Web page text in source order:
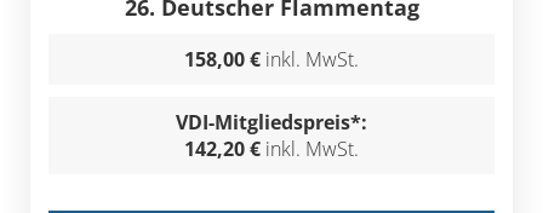
26. Deutscher Flammentag
158,00 € inkl. MwSt.
VDI-Mitgliedspreis*:
142,20 € inkl. MwSt.